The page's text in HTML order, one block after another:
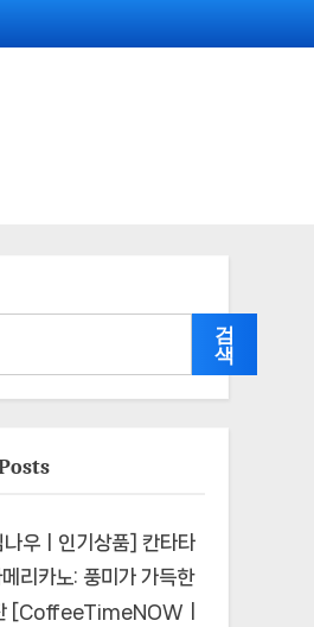
검
색
나우ㅣ인기상품] 칸타타
리카노: 풍미가 가득한
[CoffeeTimeNOWㅣ